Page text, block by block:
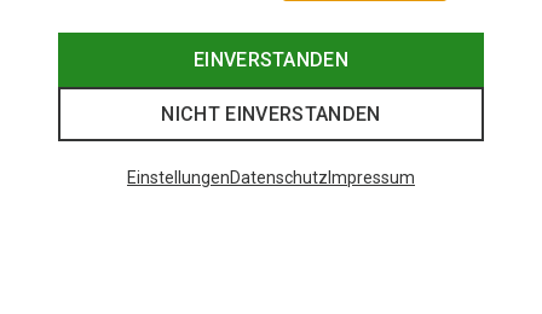
EINVERSTANDEN
NICHT EINVERSTANDEN
EinstellungenDatenschutz Impressum